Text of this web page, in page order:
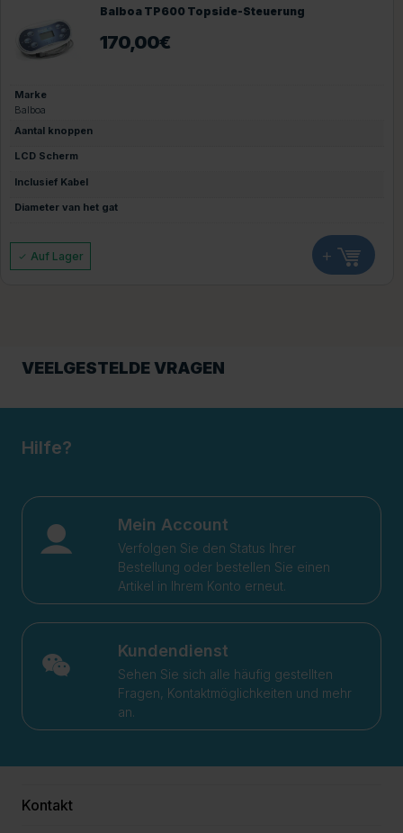
Balboa TP600 Topside-Steuerung
170,00€
Marke
Balboa
Aantal knoppen
LCD Scherm
Inclusief Kabel
Diameter van het gat
Auf Lager +
VEELGESTELDE VRAGEN
Hilfe?
Mein Account
Verfolgen Sie den Status Ihrer
Bestellung oder bestellen Sie einen
Artikel in Ihrem Konto erneut.
Kundendienst
Sehen Sie sich alle häufig gestellten
Fragen, Kontaktmöglichkeiten und mehr
an.
Kontakt